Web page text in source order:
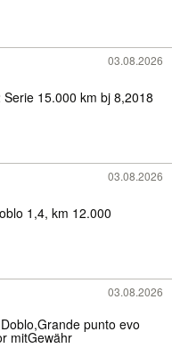
03.08.2026
Serie 15.000 km bj 8,2018
03.08.2026
1,4, km 12.000
03.08.2026
punto evo
mitGewähr